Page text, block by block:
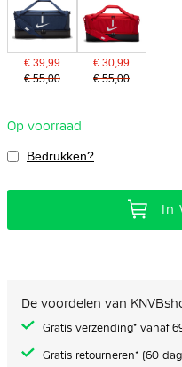
€ 39,99
€ 55,00
€ 30,99
€ 55,00
Op voorraad
Bedrukken?
In
De voordelen van
Gratis verzending* vanaf
Gratis retourneren* (60